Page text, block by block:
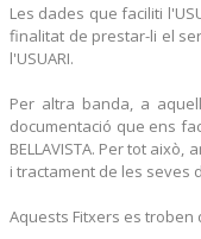
Les dades que faciliti
finalitat de prestar-li el
l'USUARI.
Per altra banda, a
documentació que ens
BELLAVISTA. Per tot
i tractament de les seves
Aquests Fitxers es troben